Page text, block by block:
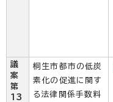
議
案
第
13
桐生市都市の低炭
素化の促進に関す
る法律関係手数料